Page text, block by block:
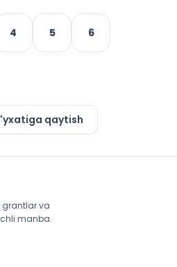
4 5 6
qaytish
grantlar va
manba.